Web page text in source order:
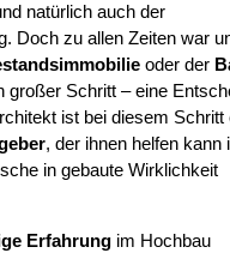
natürlich auch der
Doch zu allen Zeiten war
oder der
großer Schritt – eine
ist bei diesem Schritt
, der ihnen helfen kann
in gebaute Wirklichkeit
Erfahrung im Hochbau